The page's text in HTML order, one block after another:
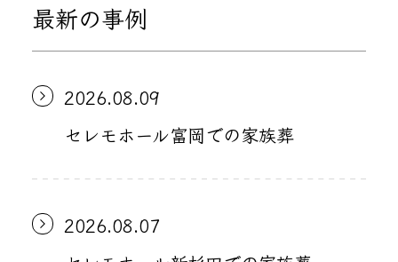
最新の事例
2026.08.09
セレモホール富岡での家族葬
2026.08.07